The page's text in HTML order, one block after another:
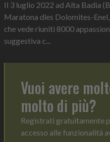
Il 3 luglio 2022 ad Alta Badia
Maratona dles Dolomites-
che vede riuniti 8000
suggestiva c...
Vuoi avere
molto di più?
Registrati gratuitamente
accesso alle funzionalità